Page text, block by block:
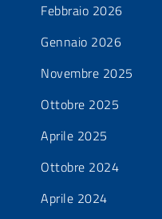
Febbraio 2026
Gennaio 2026
Novembre 2025
Ottobre 2025
Aprile 2025
Ottobre 2024
Aprile 2024